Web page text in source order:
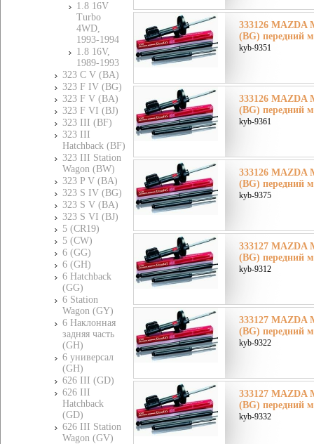
1.8 16V
Turbo
4WD,
1993-1994
1.8 16V,
1989-1993
323 C V (BA)
323 F IV (BG)
323 F V (BA)
323 F VI (BJ)
323 III (BF)
323 III
Hatchback (BF)
323 III Station
Wagon (BW)
323 P V (BA)
323 S IV (BG)
323 S V (BA)
323 S VI (BJ)
5 (CR19)
5 (CW)
6 (GG)
6 (GH)
6 Hatchback
(GG)
6 Station
Wagon (GY)
6 Наклонная
задняя часть
(GH)
6 универсал
(GH)
626 III (GD)
626 III
Hatchback
(GD)
626 III Station
Wagon (GV)
333126 MAZDA
(BG) передний
kyb-9351
333126 MAZDA
(BG) передний
kyb-9361
333126 MAZDA
(BG) передний
kyb-9375
333127 MAZDA
(BG) передний
kyb-9312
333127 MAZDA
(BG) передний
kyb-9322
333127 MAZDA
(BG) передний
kyb-9332